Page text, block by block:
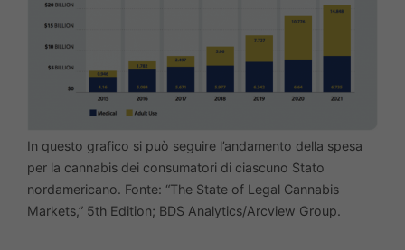
In questo grafico si può seguire l’andamento della spesa
per la cannabis dei consumatori di ciascuno Stato
nordamericano. Fonte: “The State of Legal Cannabis
Markets,” 5th Edition; BDS Analytics/Arcview Group.